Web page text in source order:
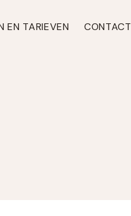
EN TARIEVEN CONTACT